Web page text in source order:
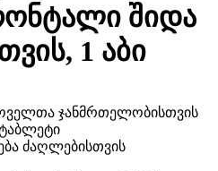
შიდა
1 აბი
ჯანმრთელობისთვის
ძაღლებისთვის